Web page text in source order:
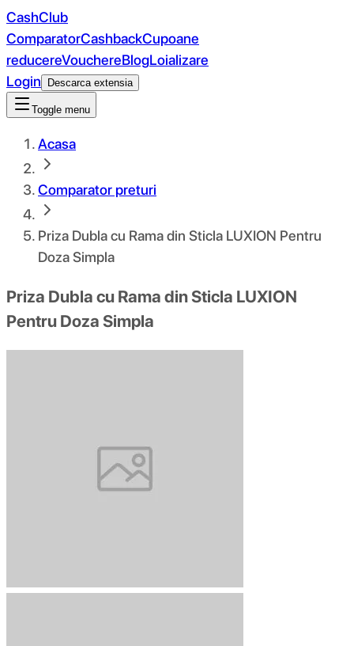
CashClub
ComparatorCashbackCupoane
reducereVouchereBlogLoializare
Login
Descarca extensia
Toggle menu
Acasa
Comparator preturi
Priza Dubla cu Rama din Sticla LUXION Pentru
Doza Simpla
Priza Dubla cu Rama din Sticla LUXION
Pentru Doza Simpla